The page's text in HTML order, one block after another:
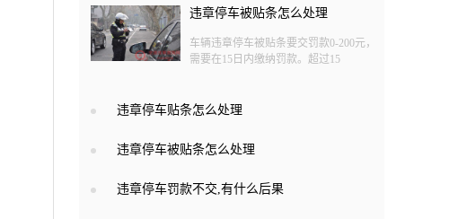
违章停车被贴条怎么处理
车辆违章停车被贴条要交罚款0-200元，
需要在15日内缴纳罚款。超过15
违章停车贴条怎么处理
违章停车被贴条怎么处理
违章停车罚款不交,有什么后果